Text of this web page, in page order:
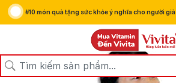
#10 món quà tặng sức khỏe ý nghĩa cho người già